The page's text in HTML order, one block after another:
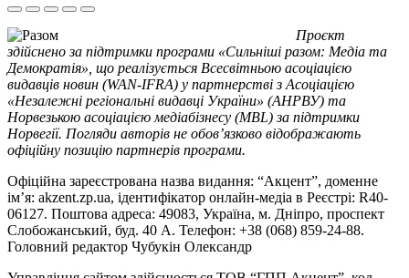
Проєкт
здійснено за підтримки програми «Сильніші разом: Медіа та
Демократія», що реалізується Всесвітньою асоціацією
видавців новин (WAN-IFRA) у партнерстві з Асоціацією
«Незалежні регіональні видавці України» (АНРВУ) та
Норвезькою асоціацією медіабізнесу (MBL) за підтримки
Норвегії. Погляди авторів не обов’язково відображають
офіційну позицію партнерів програми.
Офіційна зареєстрована назва видання: “Акцент”, доменне
ім’я: akzent.zp.ua, ідентифікатор онлайн-медіа в Реєстрі: R40-
06127. Поштова адреса: 49083, Україна, м. Дніпро, проспект
Слобожанський, буд. 40 А. Телефон: +38 (068) 859-24-88.
Головний редактор Чубукін Олександр